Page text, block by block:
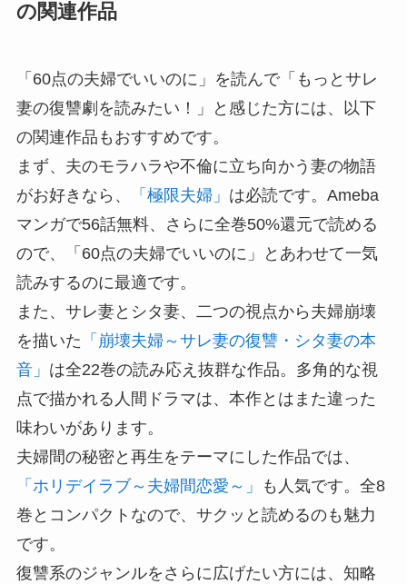
の関連作品
「60点の夫婦でいいのに」を読んで「もっとサレ
妻の復讐劇を読みたい！」と感じた方には、以下
の関連作品もおすすめです。
まず、夫のモラハラや不倫に立ち向かう妻の物語
がお好きなら、
「極限夫婦」 は必読です。Ameba
マンガで56話無料、さらに全巻50%還元で読める
ので、「60点の夫婦でいいのに」とあわせて一気
読みするのに最適です。
また、サレ妻とシタ妻、二つの視点から夫婦崩壊
を描いた 「崩壊夫婦～サレ妻の復讐・シタ妻の本
音」 は全22巻の読み応え抜群な作品。多角的な視
点で描かれる人間ドラマは、本作とはまた違った
味わいがあります。
夫婦間の秘密と再生をテーマにした作品では、
「ホリデイラブ～夫婦間恋愛～」
も人気です。全8
巻とコンパクトなので、サクッと読めるのも魅力
です。
復讐系のジャンルをさらに広げたい方には、知略